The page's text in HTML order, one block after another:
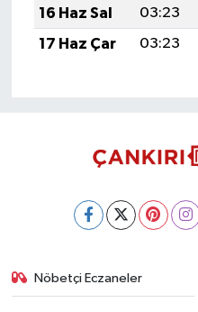
16 Haz Sal
03:23
17 Haz Çar
03:23
Nöbetçi Eczaneler